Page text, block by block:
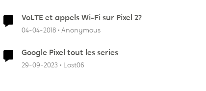
VoLTE et appels Wi-Fi sur Pixel 2?
04-04-2018 Anonymous
Google Pixel tout les series
29-09-2023 Lost06